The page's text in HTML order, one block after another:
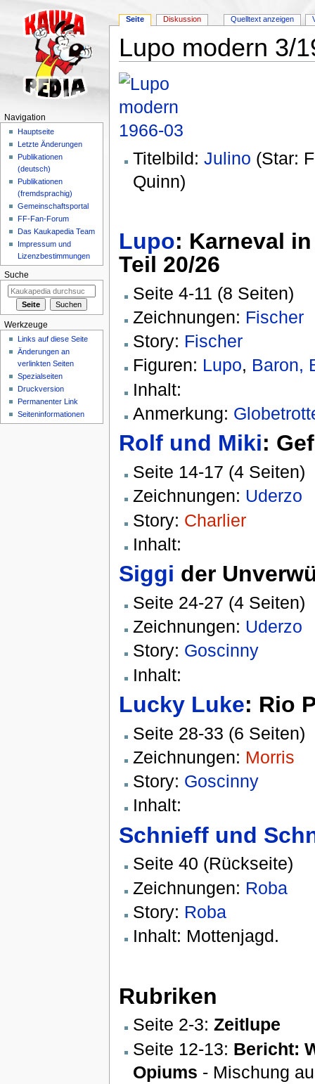
Lupo modern 3/
Titelbild: Julino (Star:
Quinn)
Lupo: Karneval
Teil 20/26
Seite 4-11 (8 Seiten)
Zeichnungen: Fischer
Story: Fischer
Figuren: Lupo, Baron,
Inhalt:
Anmerkung:
Rolf und Miki:
Seite 14-17 (4 Seiten)
Zeichnungen: Uderzo
Story: Charlier
Inhalt:
Siggi der
Seite 24-27 (4 Seiten)
Zeichnungen: Uderzo
Story: Goscinny
Inhalt:
Lucky Luke: Rio
Seite 28-33 (6 Seiten)
Zeichnungen: Morris
Story: Goscinny
Inhalt:
Schnieff und
Seite 40 (Rückseite)
Zeichnungen: Roba
Story: Roba
Inhalt: Mottenjagd.
Rubriken
Seite 2-3: Zeitlupe
Seite 12-13: Bericht:
Opiums - Mischung
Seite Diskussion Quelltext anzeigen
Navigation
Hauptseite
Letzte Änderungen
Publikationen
(deutsch)
Publikationen
(fremdsprachig)
Gemeinschaftsportal
FF-Fan-Forum
Das Kaukapedia Team
Impressum und
Lizenzbestimmungen
Suche
Werkzeuge
Links auf diese Seite
Änderungen an
verlinkten Seiten
Spezialseiten
Druckversion
Permanenter Link
Seiten­informationen